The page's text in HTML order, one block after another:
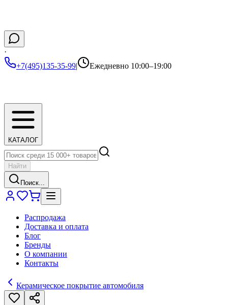
·
+7(495)135-35-99| Ежедневно 10:00–19:00
КАТАЛОГ
Найти
Поиск...
Распродажа
Доставка и оплата
Блог
Бренды
О компании
Контакты
Керамическое покрытие автомобиля